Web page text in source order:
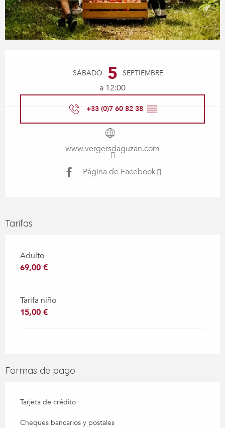
SÁBADO 5 SEPTIEMBRE
a 12:00
+33 (0)7 60 82 38 ▒▒
www.vergersdaguzan.com
Página de Facebook
Tarifas
Adulto
69,00 €
Tarifa niño
15,00 €
Formas de pago
Tarjeta de crédito
Cheques bancarios y postales